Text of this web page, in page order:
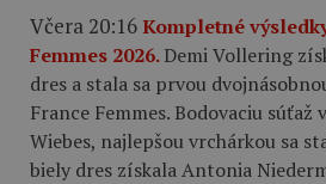
Včera 20:16Kompletné
Femmes 2026.Demi Vollering
dres a stala sa prvou
France Femmes. Bodovaciu súťaž
Wiebes, najlepšou vrchárkou sa
biely dres získala Antonia